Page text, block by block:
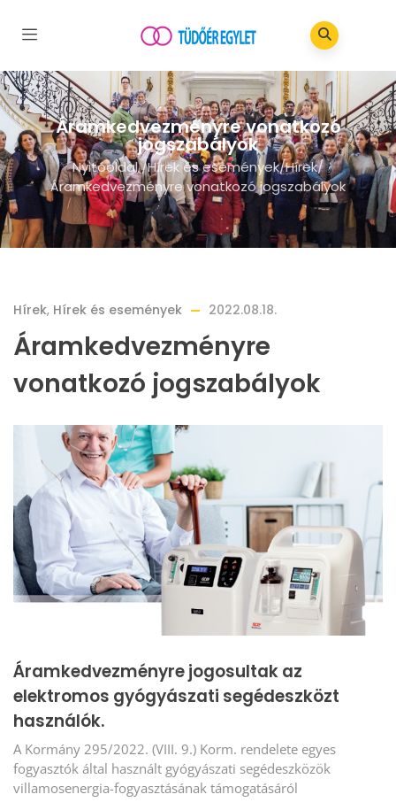
Áramkedvezményre vonatkozó
jogszabályok
Nyitóoldal/Hírek és események/Hírek/
Áramkedvezményre vonatkozó jogszabályok
Hírek, Hírek és események 2022.08.18.
Áramkedvezményre
vonatkozó jogszabályok
Áramkedvezményre jogosultak az
elektromos gyógyászati segédeszközt
használók.
A Kormány 295/2022. (VIII. 9.) Korm. rendelete egyes
fogyasztók által használt gyógyászati segédeszközök
villamosenergia-fogyasztásának támogatásáról